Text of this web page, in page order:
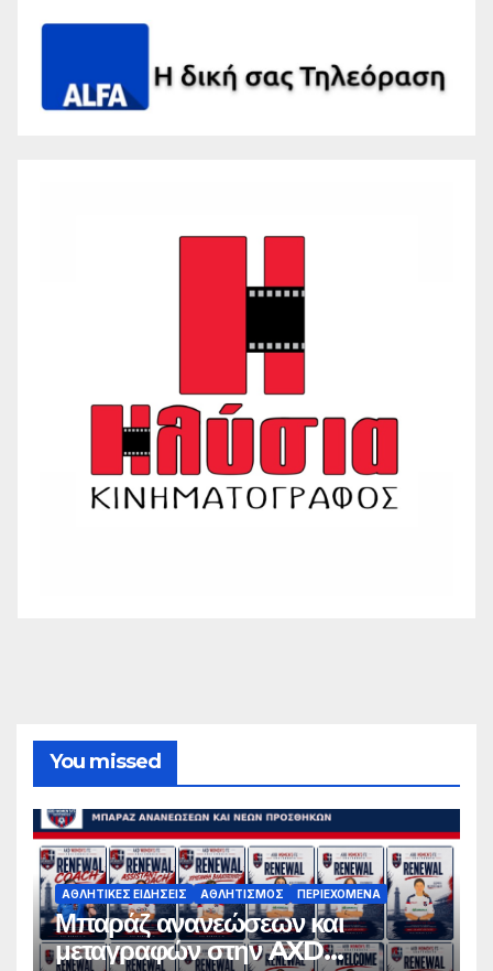
You missed
ΑΘΛΗΤΙΚΈΣ ΕΙΔΉΣΕΙΣ ΑΘΛΗΤΙΣΜΌΣ ΠΕΡΙΕΧΌΜΕΝΑ
Μπαράζ ανανεώσεων και
μεταγραφών στην AXD